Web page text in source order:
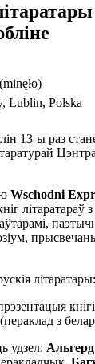
(minęło)
Lublin, Polska
13-ы раз
Wschodni
літаратараў
прысвечаны
літаратары:
кнігі
з
удзел: